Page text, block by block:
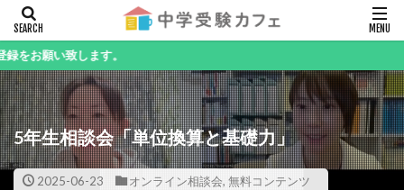
す。
5年生相談会「単位換算と基礎力」
2025-06-23 オンライン相談会, 無料コンテンツ
キーワード
カテゴリー